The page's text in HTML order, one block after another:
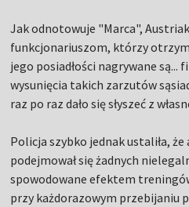
Jak odnotowuje "Marca",
funkcjonariuszom, którzy
jego posiadłości nagrywane
wysunięcia takich zarzutów
raz po raz dało się słyszeć z
Policja szybko jednak ustaliła,
podejmował się żadnych
spowodowane efektem
przy każdorazowym przebijaniu